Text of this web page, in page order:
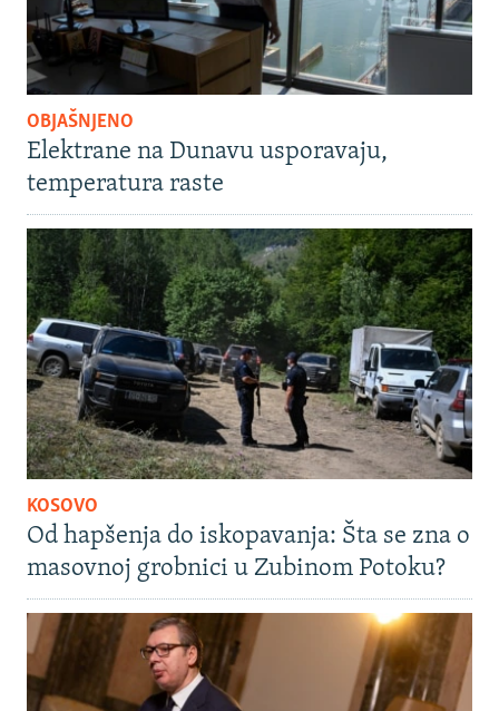
OBJAŠNJENO
Elektrane na Dunavu usporavaju,
temperatura raste
KOSOVO
Od hapšenja do iskopavanja: Šta se zna o
masovnoj grobnici u Zubinom Potoku?